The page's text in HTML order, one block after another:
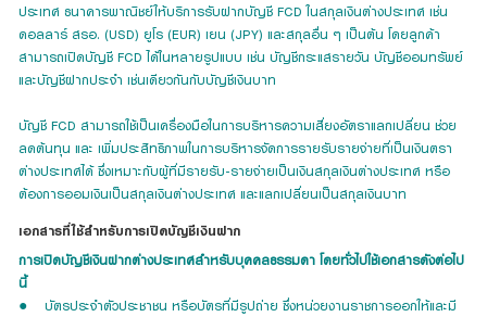
ประเทศ ธนาคารพาณิชย์ให้บริการรับฝากบัญชี FCD ในสกุลเงินต่างประเทศ เช่น
ดอลลาร์ สรอ. (USD) ยูโร (EUR) เยน (JPY) และสกุลอื่น ๆ เป็นต้น โดยลูกค้า
สามารถเปิดบัญชี FCD ได้ในหลายรูปแบบ เช่น บัญชีกระแสรายวัน บัญชีออมทรัพย์
และบัญชีฝากประจำ เช่นเดียวกันกับบัญชีเงินบาท
บัญชี FCD สามารถใช้เป็นเครื่องมือในการบริหารความเสี่ยงอัตราแลกเปลี่ยน ช่วย
ลดต้นทุน และ เพิ่มประสิทธิภาพในการบริหารจัดการรายรับรายจ่ายที่เป็นเงินตรา
ต่างประเทศได้ ซึ่งเหมาะกับผู้ที่มีรายรับ-รายจ่ายเป็นเงินสกุลเงินต่างประเทศ หรือ
ต้องการออมเงินเป็นสกุลเงินต่างประเทศ และแลกเปลี่ยนเป็นสกุลเงินบาท
เอกสารที่ใช้สำหรับการเปิดบัญชีเงินฝาก
การเปิดบัญชีเงินฝากต่างประเทศสำหรับบุคคลธรรมดา โดยทั่วไปใช้เอกสารดังต่อไป
นี้
● บัตรประจำตัวประชาชน หรือบัตรที่มีรูปถ่าย ซึ่งหน่วยงานราชการออกให้และมี